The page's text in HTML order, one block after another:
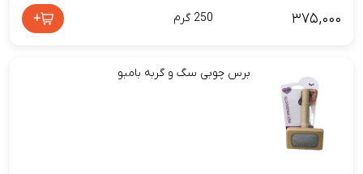
۳۷۵,۰۰۰ 250 گرم +
برس چوبی سگ و گربه بامبو